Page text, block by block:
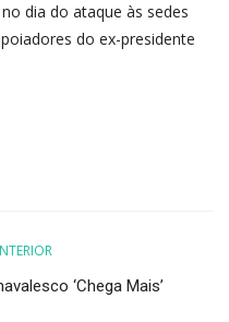
dia do ataque às sedes
do ex-presidente
‘Chega Mais’